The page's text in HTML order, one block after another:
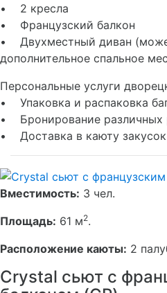
• 2 кресла
• Французский балкон
• Двухместный диван
дополнительное спальное
Персональные услуги
• Упаковка и распаковка
• Бронирование различных
• Доставка в каюту закусок
Вместимость: 3 чел.
Площадь: 61 м2.
Расположение каюты: 2
Crystal сьют с